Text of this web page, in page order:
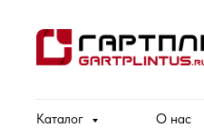
Каталог О нас